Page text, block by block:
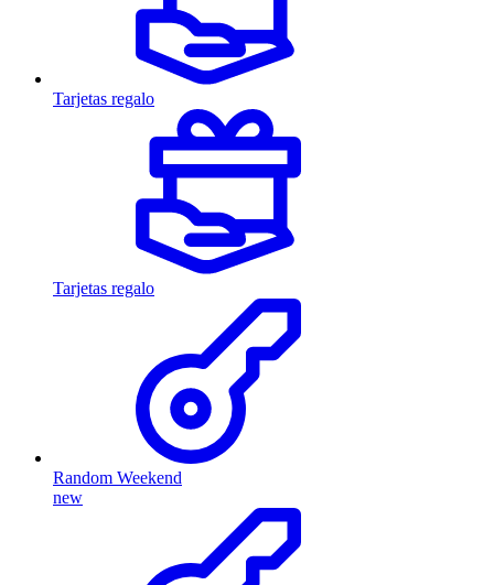
Tarjetas regalo
Tarjetas regalo
Random Weekend
new